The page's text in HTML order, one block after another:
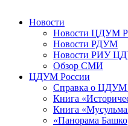
Новости
Новости ЦДУМ
Новости РДУМ
Новости РИУ
Обзор СМИ
ЦДУМ России
Справка о ЦДУМ
Книга
Книга
«Панорама